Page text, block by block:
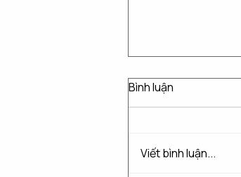
Bình luận
Viết bình luận...